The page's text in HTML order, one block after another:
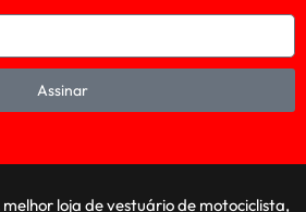
Assinar
melhor loja de vestuário de motociclista,